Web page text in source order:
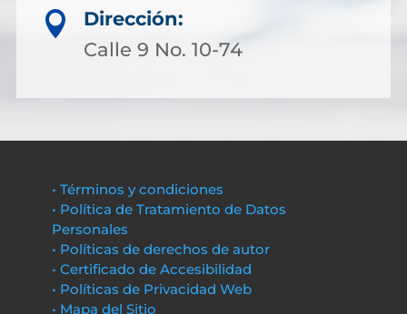

Dirección:
Calle 9 No. 10-74
• Términos y condiciones
• Política de Tratamiento de Datos
Personales
• Políticas de derechos de autor
• Certificado de Accesibilidad
• Políticas de Privacidad Web
• Mapa del Sitio